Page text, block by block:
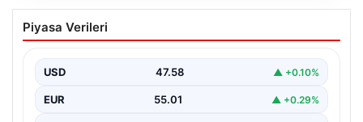
Yatırım araçlarının haftalık performansı
nasıl oldu?
bazda ortalama yüzde 0,27 değer kaybederken,
altının…
Piyasa Verileri
USD 47.58 ▲ +0.10%
EUR 55.01 ▲ +0.29%